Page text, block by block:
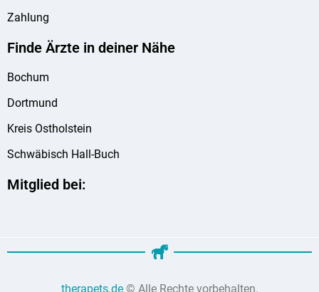
Zahlung
Finde Ärzte in deiner Nähe
Bochum
Dortmund
Kreis Ostholstein
Schwäbisch Hall-Buch
Mitglied bei:
therapets.de© Alle Rechte vorbehalten.